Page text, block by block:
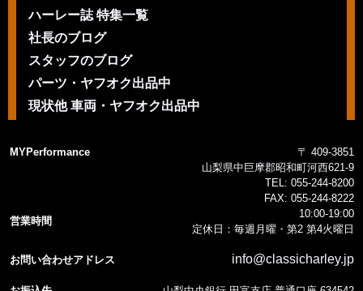
ハーレー誌 特集一覧
社長のブログ
スタッフのブログ
パーツ・ヤフオク出品中
現状他 車両・ヤフオク出品中
MYPerformance
〒 409-3851
山梨県中巨摩郡昭和町河西621-9
TEL: 055-244-8200
FAX: 055-244-8222
営業時間
10:00-19:00
定休日：毎週月曜・第2 第4火曜日
お問い合わせアドレス info@classicharley.jp